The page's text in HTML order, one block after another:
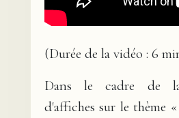
(Durée de la vidéo : 6
Dans le cadre de
d'affiches sur le thème